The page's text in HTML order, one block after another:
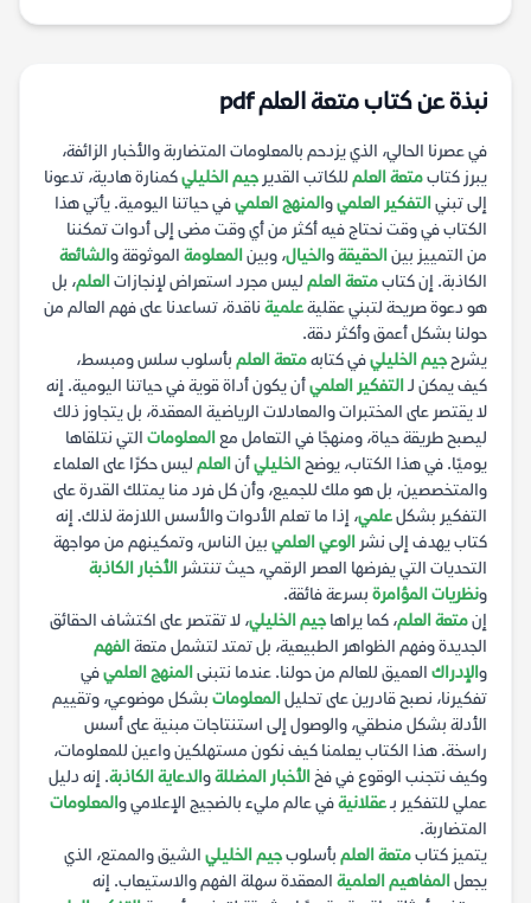
نبذة عن كتاب متعة العلم pdf
في عصرنا الحالي، الذي يزدحم بالمعلومات المتضاربة والأخبار الزائفة،
يبرز كتابمتعة العلم للكاتب القديرجيم الخليليكمنارة هادية، تدعونا
إلى تبنيالتفكير العلميوالمنهج العلميفي حياتنا اليومية. يأتي هذا
الكتاب في وقت نحتاج فيه أكثر من أي وقت مضى إلى أدوات تمكننا
من التمييز بينالحقيقةوالخيال، وبينالمعلومة الموثوقة والشائعة
الكاذبة. إن كتابمتعة العلم ليس مجرد استعراض لإنجازاتالعلم، بل
هو دعوة صريحة لتبني عقليةعلمية ناقدة، تساعدنا على فهم العالم من
حولنا بشكل أعمق وأكثر دقة.
يشرحجيم الخليليفي كتابهمتعة العلم بأسلوب سلس ومبسط،
كيف يمكن لـالتفكير العلميأن يكون أداة قوية في حياتنا اليومية. إنه
لا يقتصر على المختبرات والمعادلات الرياضية المعقدة، بل يتجاوز ذلك
ليصبح طريقة حياة، ومنهجًا في التعامل معالمعلومات التي نتلقاها
يوميًا. في هذا الكتاب، يوضحالخليليأنالعلم ليس حكرًا على العلماء
والمتخصصين، بل هو ملك للجميع، وأن كل فرد منا يمتلك القدرة على
التفكير بشكلعلمي، إذا ما تعلم الأدوات والأسس اللازمة لذلك. إنه
كتاب يهدف إلى نشر الوعي العلمي بين الناس، وتمكينهم من مواجهة
التحديات التي يفرضها العصر الرقمي، حيث تنتشر الأخبار الكاذبة
ونظريات المؤامرة بسرعة فائقة.
إنمتعة العلم، كما يراهاجيم الخليلي، لا تقتصر على اكتشاف الحقائق
الجديدة وفهم الظواهر الطبيعية، بل تمتد لتشمل متعةالفهم
والإدراك العميق للعالم من حولنا. عندما نتبنىالمنهج العلميفي
تفكيرنا، نصبح قادرين على تحليلالمعلومات بشكل موضوعي، وتقييم
الأدلة بشكل منطقي، والوصول إلى استنتاجات مبنية على أسس
راسخة. هذا الكتاب يعلمنا كيف نكون مستهلكين واعين للمعلومات،
وكيف نتجنب الوقوع في فخالأخبار المضللةوالدعاية الكاذبة. إنه دليل
عملي للتفكير بـعقلانيةفي عالم مليء بالضجيج الإعلامي والمعلومات
المتضاربة.
يتميز كتابمتعة العلم بأسلوبجيم الخليلي الشيق والممتع، الذي
يجعلالمفاهيم العلمية المعقدة سهلة الفهم والاستيعاب. إنه